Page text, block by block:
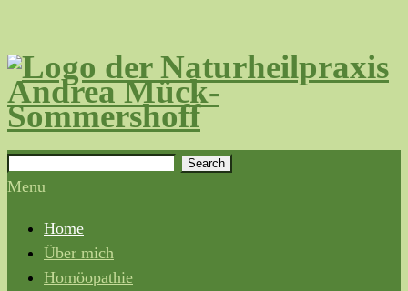
Search
Menu
Home
Über mich
Homöopathie